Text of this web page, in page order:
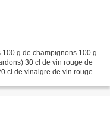
g de champignons 100 g
30 cl de vin rouge de
cl de vinaigre de vin rouge